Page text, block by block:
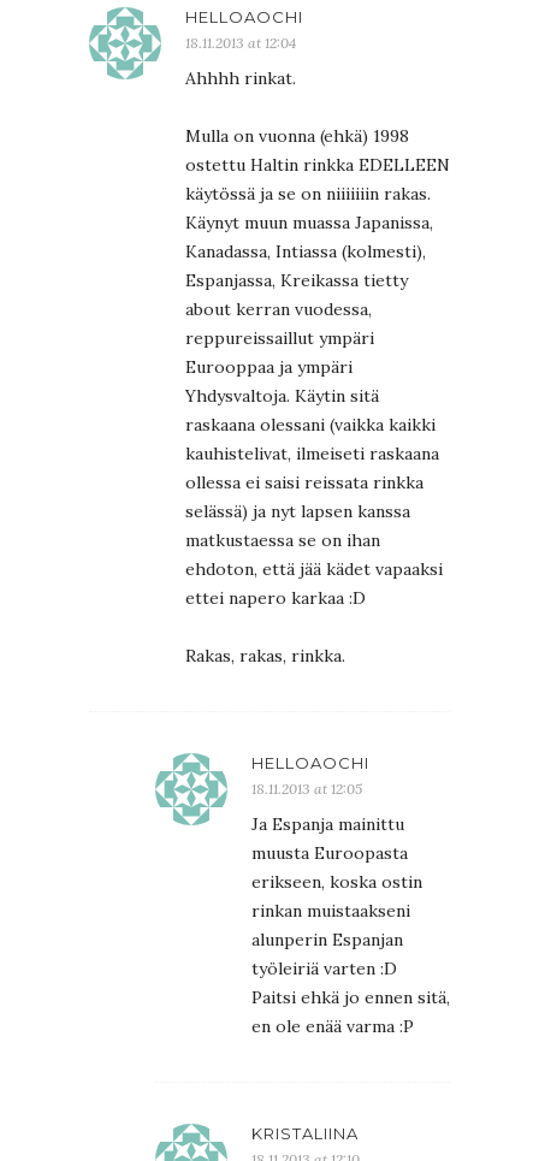
HELLOAOCHI
18.11.2013 at 12:04
Ahhhh rinkat.
Mulla on vuonna (ehkä) 1998
ostettu Haltin rinkka EDELLEEN
käytössä ja se on niiiiiiin rakas.
Käynyt muun muassa Japanissa,
Kanadassa, Intiassa (kolmesti),
Espanjassa, Kreikassa tietty
about kerran vuodessa,
reppureissaillut ympäri
Eurooppaa ja ympäri
Yhdysvaltoja. Käytin sitä
raskaana olessani (vaikka kaikki
kauhistelivat, ilmeiseti raskaana
ollessa ei saisi reissata rinkka
selässä) ja nyt lapsen kanssa
matkustaessa se on ihan
ehdoton, että jää kädet vapaaksi
ettei napero karkaa :D
Rakas, rakas, rinkka.
HELLOAOCHI
18.11.2013 at 12:05
Ja Espanja mainittu
muusta Euroopasta
erikseen, koska ostin
rinkan muistaakseni
alunperin Espanjan
työleiriä varten :D
Paitsi ehkä jo ennen sitä,
en ole enää varma :P
KRISTALIINA